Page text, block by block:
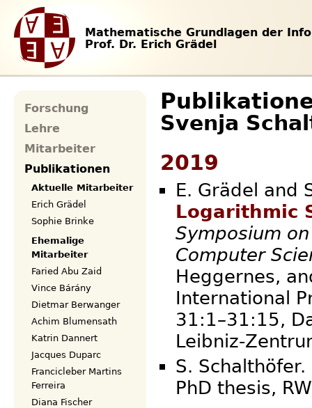
Mathematische Grundlagen der
Prof. Dr. Erich Grädel
Svenja
2019
E. Grädel and
Logarithmic
Symposium
Computer
Heggernes,
International
31:1–31:15,
Leibniz-
S. Schalthöfer.
PhD thesis,
Forschung
Lehre
Mitarbeiter
Publikationen
Aktuelle Mitarbeiter
Erich Grädel
Sophie Brinke
Ehemalige
Mitarbeiter
Faried Abu Zaid
Vince Bárány
Dietmar Berwanger
Achim Blumensath
Katrin Dannert
Jacques Duparc
Francicleber Martins
Ferreira
Diana Fischer